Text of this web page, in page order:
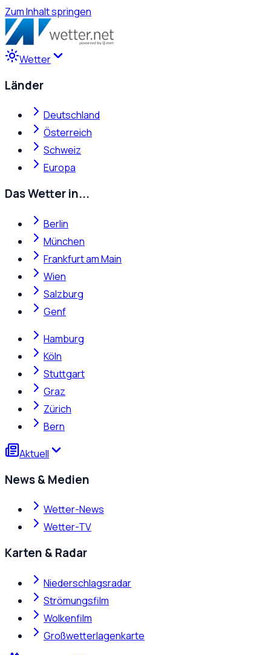
Zum Inhalt springen
Wetter
Länder
Deutschland
Österreich
Schweiz
Europa
Das Wetter in...
Berlin
München
Frankfurt am Main
Wien
Salzburg
Genf
Hamburg
Köln
Stuttgart
Graz
Zürich
Bern
Aktuell
News & Medien
Wetter-News
Wetter-TV
Karten & Radar
Niederschlagsradar
Strömungsfilm
Wolkenfilm
Großwetterlagenkarte